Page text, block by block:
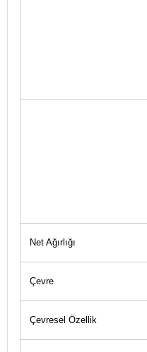
Net Ağırlığı
Çevre
Çevresel Özellik